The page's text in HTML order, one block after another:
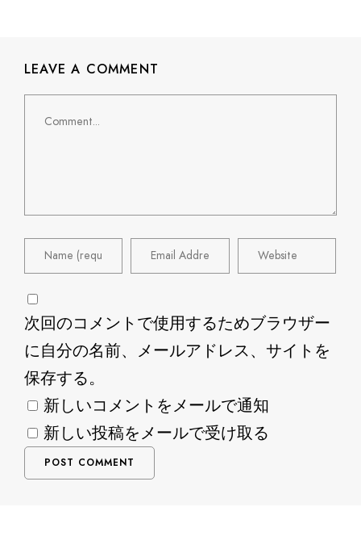
LEAVE A COMMENT
次回のコメントで使用するためブラウザー
に自分の名前、メールアドレス、サイトを
保存する。
新しいコメントをメールで通知
新しい投稿をメールで受け取る